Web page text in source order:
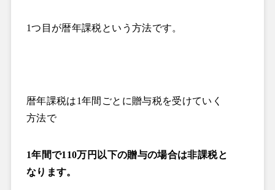
1つ目が暦年課税という方法です。
暦年課税は1年間ごとに贈与税を受けていく
方法で
1年間で110万円以下の贈与の場合は非課税と
なります。